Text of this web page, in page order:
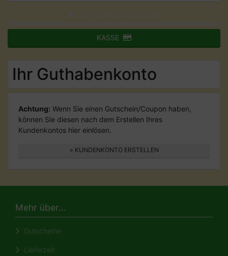
KASSE
Ihr Guthabenkonto
Achtung: Wenn Sie einen Gutschein/Coupon haben,
können Sie diesen nach dem Erstellen Ihres
Kundenkontos hier einlösen.
» KUNDENKONTO ERSTELLEN
Mehr über...
Gutscheine
Lieferzeit